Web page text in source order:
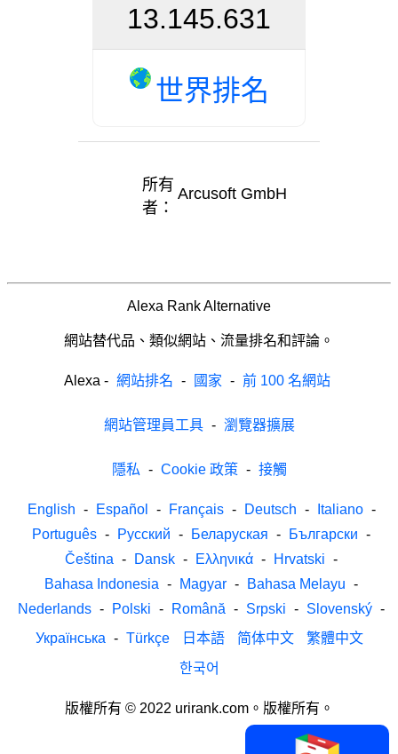
13.145.631
世界排名
所有
者：
Arcusoft GmbH
Alexa Rank Alternative
網站替代品、類似網站、流量排名和評論。
Alexa - 網站排名 - 國家 - 前 100 名網站
網站管理員工具 - 瀏覽器擴展
隱私 - Cookie 政策 - 接觸
English - Español - Français - Deutsch - Italiano -
Português - Русский - Беларуская - Български -
Čeština - Dansk - Ελληνικά - Hrvatski -
Bahasa Indonesia - Magyar - Bahasa Melayu -
Nederlands - Polski - Română - Srpski - Slovenský -
Українська - Türkçe 日本語 简体中文
繁體中文
한국어
版權所有 © 2022 urirank.com。版權所有。